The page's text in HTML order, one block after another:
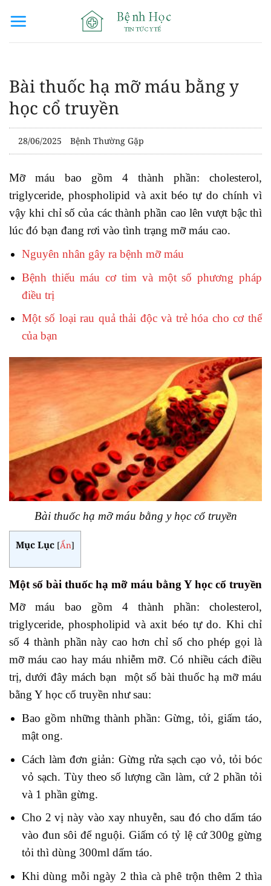
qua
Bài thuốc hạ mỡ máu bằng y
học cổ truyền
28/06/2025 Bệnh Thường Gặp
Mỡ máu bao gồm 4 thành phần: cholesterol,
triglyceride, phospholipid và axit béo tự do chính vì
vậy khi chỉ số của các thành phần cao lên vượt bậc thì
lúc đó bạn đang rơi vào tình trạng mỡ máu cao.
Nguyên nhân gây ra bệnh mỡ máu
Bệnh thiếu máu cơ tim và một số phương pháp
điều trị
Một số loại rau quả thải độc và trẻ hóa cho cơ thể
của bạn
Bài thuốc hạ mỡ máu bằng y học cổ truyền
Mục Lục [Ẩn]
Một số bài thuốc hạ mỡ máu bằng Y học cổ truyền
Mỡ máu bao gồm 4 thành phần: cholesterol,
triglyceride, phospholipid và axit béo tự do. Khi chỉ
số 4 thành phần này cao hơn chỉ số cho phép gọi là
mỡ máu cao hay máu nhiễm mỡ. Có nhiều cách điều
trị, dưới đây mách bạn một số bài thuốc hạ mỡ máu
bằng Y học cổ truyền như sau:
Bao gồm những thành phần: Gừng, tỏi, giấm táo,
mật ong.
Cách làm đơn giản: Gừng rửa sạch cạo vỏ, tỏi bóc
vỏ sạch. Tùy theo số lượng cần làm, cứ 2 phần tỏi
và 1 phần gừng.
Cho 2 vị này vào xay nhuyễn, sau đó cho dấm táo
vào đun sôi để nguội. Giấm có tỷ lệ cứ 300g gừng
tỏi thì dùng 300ml dấm táo.
Khi dùng mỗi ngày 2 thìa cà phê trộn thêm 2 thìa